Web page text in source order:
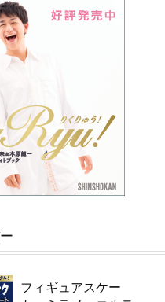
フィギュアスケー